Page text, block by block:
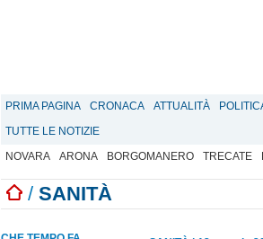
PRIMA PAGINA CRONACA ATTUALITÀ
TUTTE LE NOTIZIE
NOVARA
ARONA BORGOMANERO TRECATE
/ SANITÀ